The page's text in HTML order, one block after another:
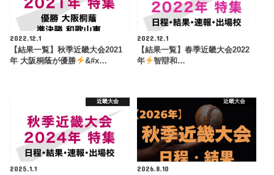
2022.12.1
【結果一覧】秋季近畿大会2021
年 大阪桐蔭が優勝
&#x…
2022.12.1
【結果一覧】春季近畿大会2022
年
智辯和…
近畿大会
2025.1.1
近畿大会
2026.8.10